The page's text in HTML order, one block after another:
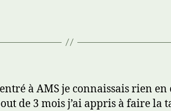
à AMS je connaissais rien en
de 3 mois j’ai appris à faire la